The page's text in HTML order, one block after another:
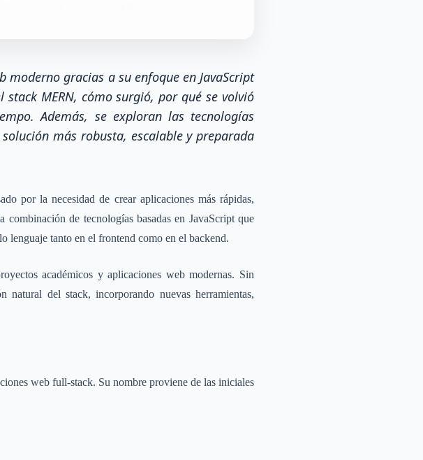
moderno gracias a su enfoque en JavaScript
MERN, cómo surgió, por qué se volvió
Además, se exploran las tecnologías
más robusta, escalable y preparada
por la necesidad de crear aplicaciones más rápidas,
de tecnologías basadas en JavaScript que
lenguaje tanto en el frontend como en el backend.
académicos y aplicaciones web modernas. Sin
natural del stack, incorporando nuevas herramientas,
web full-stack. Su nombre proviene de las iniciales